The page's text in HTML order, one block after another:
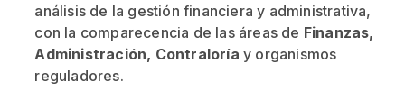
análisis de la gestión financiera y administrativa,
con la comparecencia de las áreas de Finanzas,
Administración, Contraloría y organismos
reguladores.